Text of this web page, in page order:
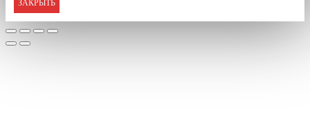
ЗАКРЫТЬ